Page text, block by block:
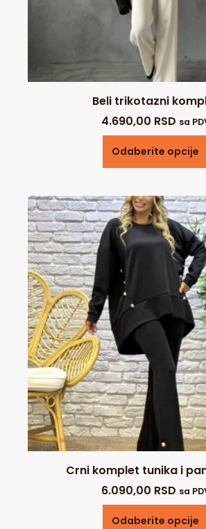
Beli trikotazni
4.690,00 RSD sa
Odaberite opcije
Crni komplet tunika i
6.090,00 RSD sa
Odaberite opcije